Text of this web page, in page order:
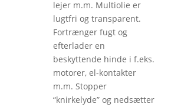
lejer m.m. Multiolie er
lugtfri og transparent.
Fortrænger fugt og
efterlader en
beskyttende hinde i f.eks.
motorer, el-kontakter
m.m. Stopper
“knirkelyde” og nedsætter